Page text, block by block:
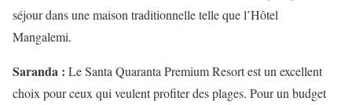
séjour dans une maison traditionnelle telle que l’Hôtel
Mangalemi.
Saranda : Le Santa Quaranta Premium Resort est un excellent
choix pour ceux qui veulent profiter des plages. Pour un budget